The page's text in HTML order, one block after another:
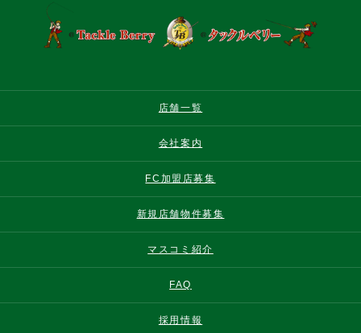
店舗一覧
会社案内
FC加盟店募集
新規店舗物件募集
マスコミ紹介
FAQ
採用情報